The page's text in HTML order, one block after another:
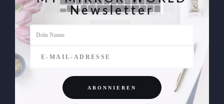
Newsletter